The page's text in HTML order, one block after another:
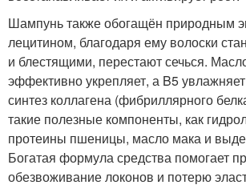
Шампунь также обогащён природным
лецитином, благодаря ему волоски
и блестящими, перестают сечься.
эффективно укрепляет, а B5
синтез коллагена (фибриллярного
такие полезные компоненты, как
протеины пшеницы, масло мака и
Богатая формула средства помогает
обезвоживание локонов и потерю